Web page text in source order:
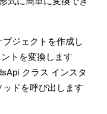
ジェクトを作成し
トを変換します
クラス インスタ
ッドを呼び出します